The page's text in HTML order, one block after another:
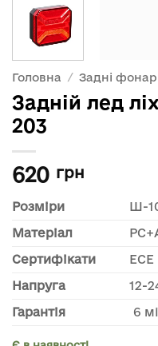
Головна / Задні
Задній лед
203
620 грн
Розміри
Ш-
Матеріал
Сертифікати
Напруга
12-
Гарантія
6